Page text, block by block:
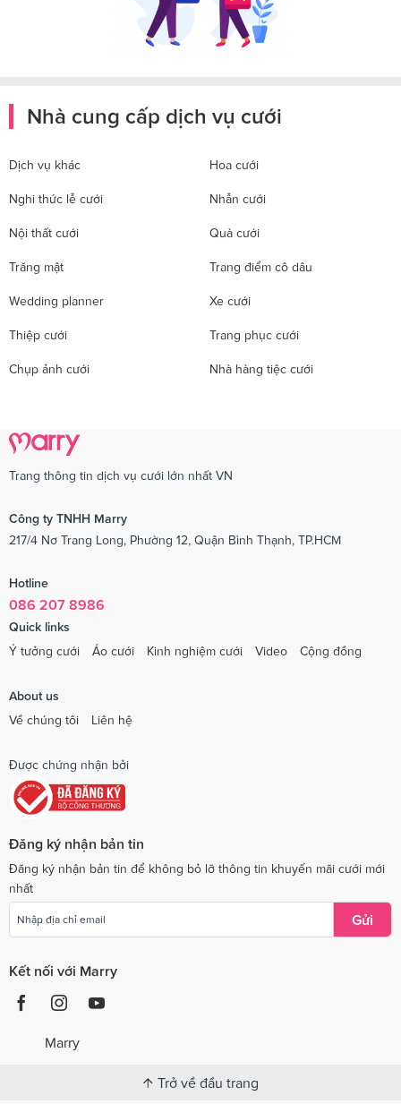
Nhà cung cấp dịch vụ cưới
Dịch vụ khác Hoa cưới
Nghi thức lễ cưới Nhẫn cưới
Nội thất cưới Quà cưới
Trăng mật Trang điểm cô dâu
Wedding planner Xe cưới
Thiệp cưới Trang phục cưới
Chụp ảnh cưới Nhà hàng tiệc cưới
Trang thông tin dịch vụ cưới lớn nhất VN
Công ty TNHH Marry
217/4 Nơ Trang Long, Phường 12, Quận Bình Thạnh, TP.HCM
Hotline
086 207 8986
Quick links
Ý tưởng cưới
Áo cưới Kinh nghiệm cưới Video Cộng đồng
About us
Về chúng tôi
Liên hệ
Được chứng nhận bởi
Đăng ký nhận bản tin
Đăng ký nhận bản tin để không bỏ lỡ thông tin khuyến mãi cưới mới
nhất
Gửi
Kết nối với Marry
Marry
Trở về đầu trang